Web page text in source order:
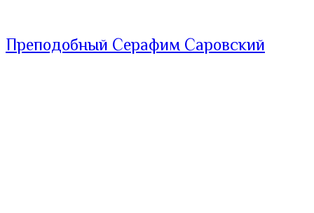
Преподобный Серафим Саровский